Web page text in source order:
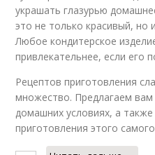
украшать глазурью
это не только красивый, но
Любое кондитерское
привлекательнее, если его
Рецептов приготовления
множество. Предлагаем вам
домашних условиях, а
приготовления этого